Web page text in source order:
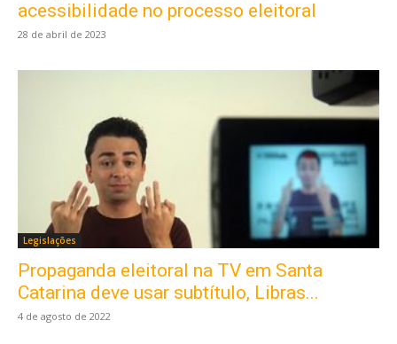
acessibilidade no processo eleitoral
28 de abril de 2023
Legislações
Propaganda eleitoral na TV em Santa
Catarina deve usar subtítulo, Libras...
4 de agosto de 2022